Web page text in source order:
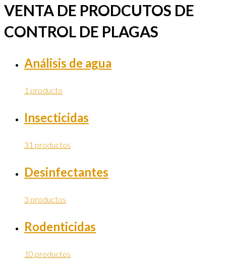
VENTA DE PRODCUTOS DE
CONTROL DE PLAGAS
Análisis de agua
1 producto
Insecticidas
31 productos
Desinfectantes
3 productos
Rodenticidas
10 productos